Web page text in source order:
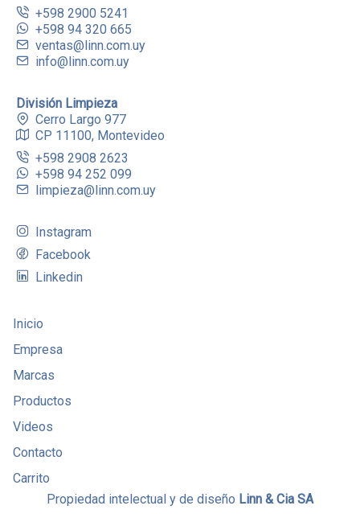
+598 2900 5241
+598 94 320 665
ventas@linn.com.uy
info@linn.com.uy
División Limpieza
Cerro Largo 977
CP 11100, Montevideo
+598 2908 2623
+598 94 252 099
limpieza@linn.com.uy
Instagram
Facebook
Linkedin
Inicio
Empresa
Marcas
Productos
Videos
Contacto
Carrito
Propiedad intelectual y de diseño Linn & Cia SA